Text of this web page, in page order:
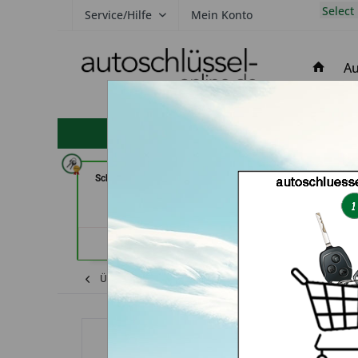
Service/Hilfe Mein Konto Select
hohe Kundenzufriedenheit
Schlüsseldienst Possienke (in
Secura Tec
Übersicht Ford